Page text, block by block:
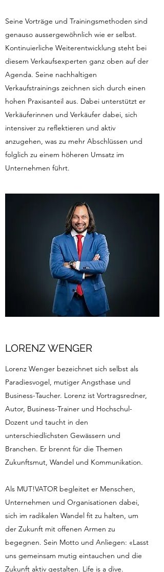
Seine Vorträge und Trainingsmethoden sind
genauso aussergewöhnlich wie er selbst.
Kontinuierliche Weiterentwicklung steht bei
diesem Verkaufsexperten ganz oben auf der
Agenda. Seine nachhaltigen
Verkaufstrainings zeichnen sich durch einen
hohen Praxisanteil aus. Dabei unterstützt er
Verkäuferinnen und Verkäufer dabei, sich
intensiver zu reflektieren und aktiv
anzugehen, was zu mehr Abschlüssen und
folglich zu einem höheren Umsatz im
Unternehmen führt.
LORENZ WENGER
Lorenz Wenger bezeichnet sich selbst als
Paradiesvogel, mutiger Angsthase und
Business-Taucher. Lorenz ist Vortragsredner,
Autor, Business-Trainer und Hochschul-
Dozent und taucht in den
unterschiedlichsten Gewässern und
Branchen. Er brennt für die Themen
Zukunftsmut, Wandel und Kommunikation.
Als MUT!VATOR begleitet er Menschen,
Unternehmen und Organisationen dabei,
sich im radikalen Wandel fit zu halten, um
der Zukunft mit offenen Armen zu
begegnen. Sein Motto und Anliegen: «Lasst
uns gemeinsam mutig eintauchen und die
Zukunft aktiv gestalten. Life is a dive.